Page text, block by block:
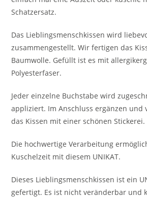
Schatzersatz.
Das Lieblingsmenschkissen wird
zusammengestellt. Wir fertigen das
Baumwolle. Gefüllt ist es mit
Polyesterfaser.
Jeder einzelne Buchstabe wird
appliziert. Im Anschluss ergänzen und
das Kissen mit einer schönen Stickerei.
Die hochwertige Verarbeitung
Kuschelzeit mit diesem UNIKAT.
Dieses Lieblingsmenschkissen ist ein
gefertigt. Es ist nicht veränderbar und